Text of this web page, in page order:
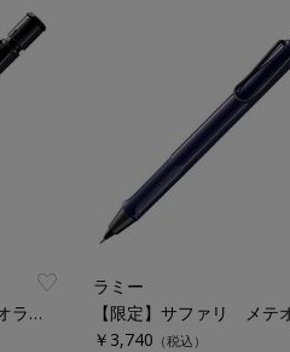
【限定】サファリ メテオライト シャープペンシル
ラミー
￥3,740 （税込）